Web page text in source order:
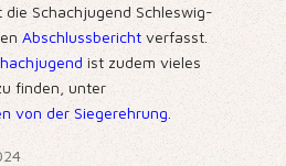
Schachjugend Schleswig-
Abschlussberichtverfasst.
ist zudem vieles
finden, unter
von der Siegerehrung